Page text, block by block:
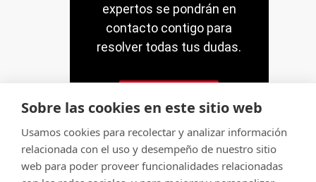
expertos se pondrán en
contacto contigo para
resolver todas tus dudas.
Sobre las cookies en este sitio web
Usamos cookies para recolectar y analizar información
relacionada con el uso y desempeño de nuestro sitio
web para poder proveer funcionalidades relacionadas